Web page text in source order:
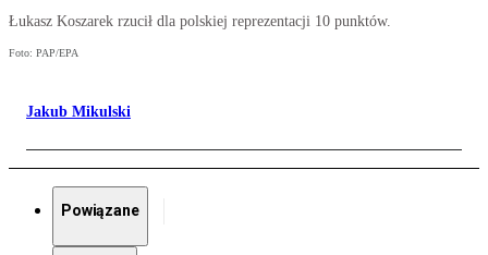
Łukasz Koszarek rzucił dla polskiej reprezentacji 10 punktów.
Foto: PAP/EPA
Jakub Mikulski
Powiązane